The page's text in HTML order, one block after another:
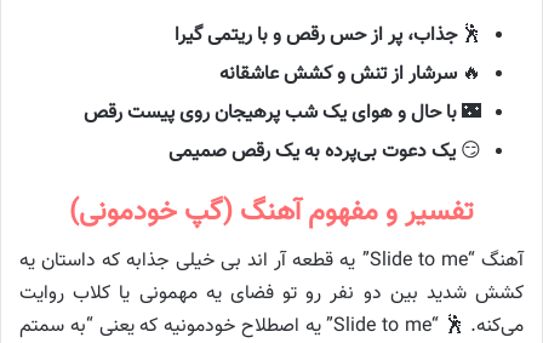
🕺جذاب، پر از حس رقص و با ریتمی گیرا
🔥 سرشار از تنش و کشش عاشقانه
🌃با حال و هوای یک شب پرهیجان روی پیست رقص
😏 یک دعوت بی‌پرده به یک رقص صمیمی
تفسیر و مفهوم آهنگ (گپ خودمونی)
آهنگ “Slide to me” یه قطعه آر اند بی خیلی جذابه که داستان یه
کشش شدید بین دو نفر رو تو فضای یه مهمونی یا کلاب روایت
می‌کنه. 🕺 “Slide to me” یه اصطلاح خودمونیه که یعنی “به سمتم